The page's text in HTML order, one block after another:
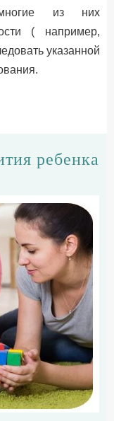
из них
( например,
указанной
ребенка